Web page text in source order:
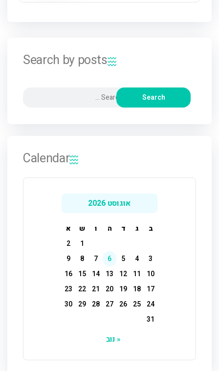
Search by posts
Calendar
אוגוסט 2026
ב ג ד ה ו ש
א
1
2
3
4
5
6
7
8
9
10
11
12
13
14
15
16
17
18
19
20
21
22
23
24
25
26
27
28
29
30
31
« נוב